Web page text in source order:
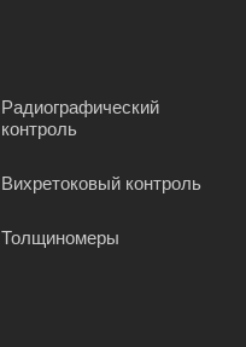
Радиографический
контроль
Вихретоковый контроль
Толщиномеры